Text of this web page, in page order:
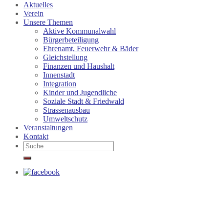
Aktuelles
Verein
Unsere Themen
Aktive Kommunalwahl
Bürgerbeteiligung
Ehrenamt, Feuerwehr & Bäder
Gleichstellung
Finanzen und Haushalt
Innenstadt
Integration
Kinder und Jugendliche
Soziale Stadt & Friedwald
Strassenausbau
Umweltschutz
Veranstaltungen
Kontakt